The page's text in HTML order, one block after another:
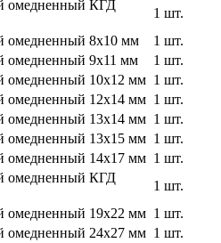
омедненный КГД
1 шт.
омедненный 8х10 мм
1 шт.
омедненный 9х11 мм
1 шт.
омедненный 10х12 мм 1 шт.
омедненный 12х14 мм 1 шт.
омедненный 13х14 мм 1 шт.
омедненный 13х15 мм 1 шт.
омедненный 14х17 мм 1 шт.
омедненный КГД
1 шт.
омедненный 19х22 мм 1 шт.
омедненный 24х27 мм 1 шт.